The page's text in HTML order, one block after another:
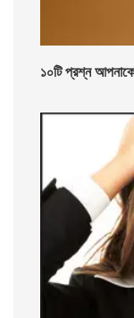
১০টি প্রশ্ন